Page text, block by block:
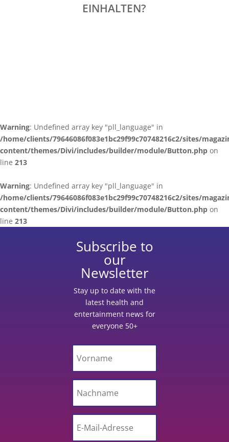
EINHALTEN?
Warning: Undefined array key "pll_language" in
/home/clients/79646086f083e1bc29f99c70748216c2/sites/
content/themes/Divi/includes/builder/module/Button.php on
line 213
Warning: Undefined array key "pll_language" in
/home/clients/79646086f083e1bc29f99c70748216c2/sites/
content/themes/Divi/includes/builder/module/Button.php on
line 213
Subscribe to
our
Newsletter
Stay up to date with the
latest health and
entertainment news for
everyone 50+